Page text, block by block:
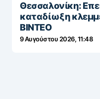
Θεσσαλονίκη:
καταδίωξη
ΒΙΝΤΕΟ
9 Αυγούστου 2026, 11:48